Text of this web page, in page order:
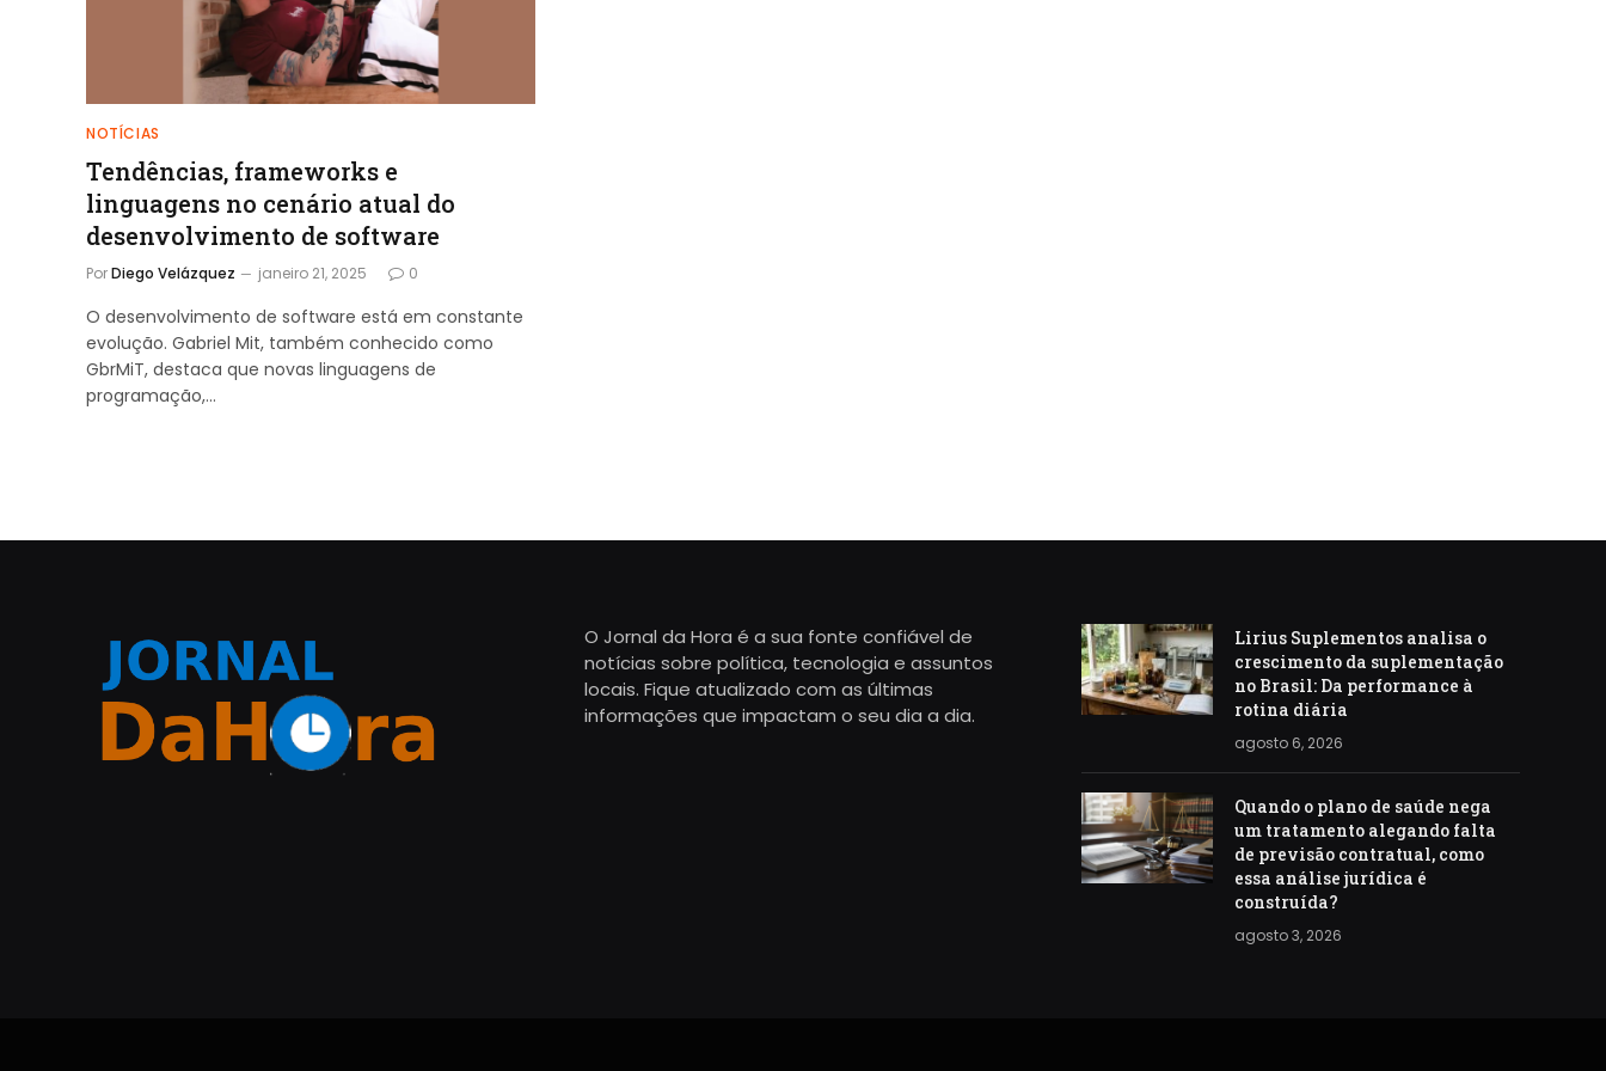
NOTÍCIAS
Tendências, frameworks e
linguagens no cenário atual do
desenvolvimento de software
PorDiego Velázquez janeiro 21, 2025 0
O desenvolvimento de software está em constante
evolução. Gabriel Mit, também conhecido como
GbrMiT, destaca que novas linguagens de
programação,…
O Jornal da Hora é a sua fonte confiável de
notícias sobre política, tecnologia e assuntos
locais. Fique atualizado com as últimas
informações que impactam o seu dia a dia.
Lirius Suplementos analisa o
crescimento da suplementação
no Brasil: Da performance à
rotina diária
agosto 6, 2026
Quando o plano de saúde nega
um tratamento alegando falta
de previsão contratual, como
essa análise jurídica é
construída?
agosto 3, 2026